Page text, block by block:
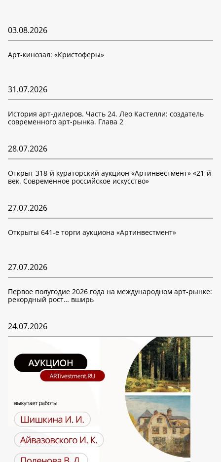
03.08.2026
Арт-кинозал: «Кристоферы»
31.07.2026
История арт-дилеров. Часть 24. Лео Кастелли: создатель
современного арт-рынка. Глава 2
28.07.2026
Открыт 318-й кураторский аукцион «Артинвестмент» «21-й
век. Современное российское искусство»
27.07.2026
Открыты 641-е торги аукциона «Артинвестмент»
27.07.2026
Первое полугодие 2026 года на международном арт-рынке:
рекордный рост… вширь
24.07.2026